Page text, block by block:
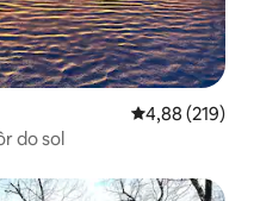
4,88 de uma
4,88 (219)
do sol